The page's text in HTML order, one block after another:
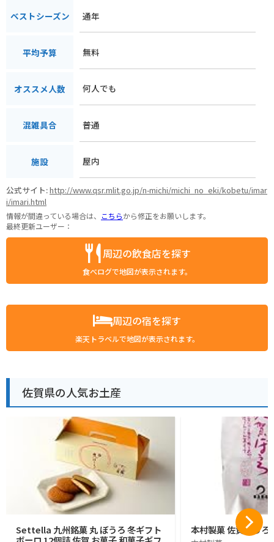
ベストシーズン 通年
平均予算 無料
オススメ人数 何人でも
混雑具合 普通
施設 屋内
公式サイト:http://www.qsr.mlit.go.jp/n-michi/michi_no_eki/kobetu/imar
i/imari.html
情報が間違っている場合は、 こちらから修正をお願いします。
最終更新ユーザー：
周辺の飲食店を探す
食べログで地図が表示されます。
周辺の宿を探す
楽天トラベルで地図が表示されます。
佐賀県の人気お土産
Settella 九州銘菓 丸 ぼうろ 冬ギフト
本村製菓 佐賀ぼうろ